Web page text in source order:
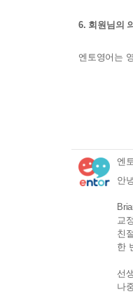
6. 회원님의
엔토영어는